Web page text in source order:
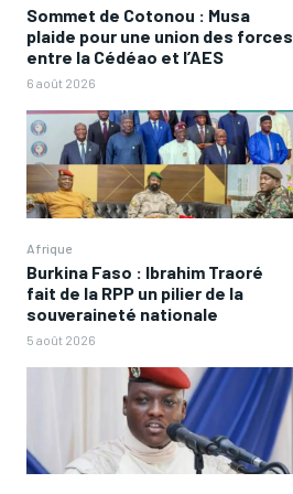
Sommet de Cotonou : Musa
plaide pour une union des forces
entre la Cédéao et l’AES
6 août 2026
Afrique
Burkina Faso : Ibrahim Traoré
fait de la RPP un pilier de la
souveraineté nationale
5 août 2026